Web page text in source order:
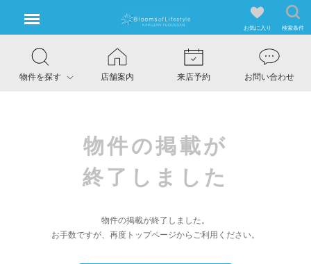
お気に入り 検索条件
物件を探す 店舗案内 来店予約 お問い合わせ
物件の掲載が
終了しました
物件の掲載が終了しました。
お手数ですが、再度トップページからご利用ください。